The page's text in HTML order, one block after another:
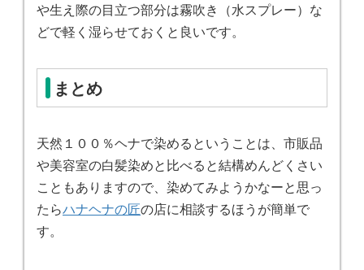
や生え際の目立つ部分は霧吹き（水スプレー）な
どで軽く湿らせておくと良いです。
まとめ
天然１００％ヘナで染めるということは、市販品
や美容室の白髪染めと比べると結構めんどくさい
こともありますので、染めてみようかなーと思っ
たらハナヘナの匠の店に相談するほうが簡単で
す。